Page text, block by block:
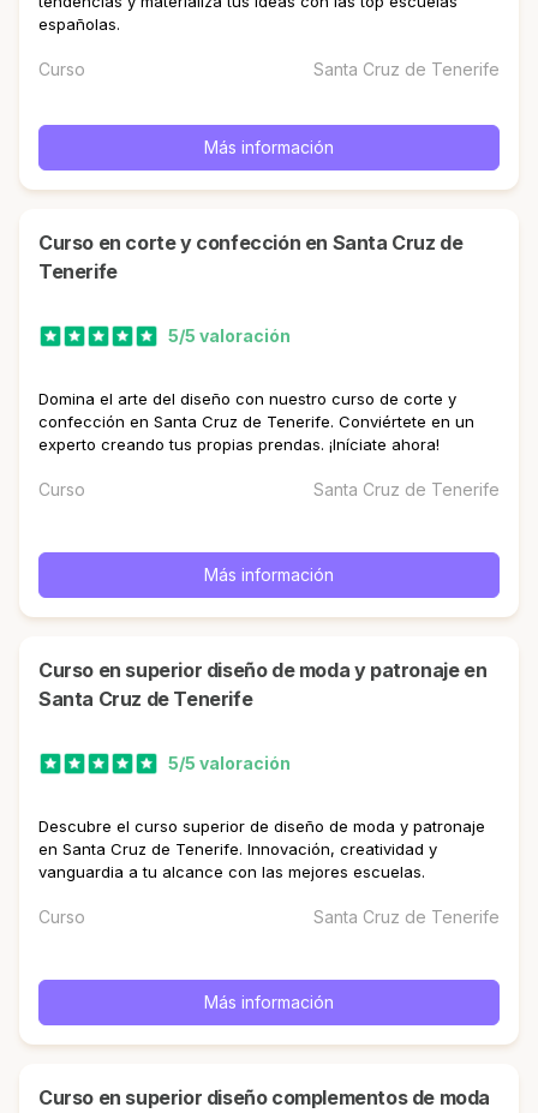
españolas.
Curso Santa Cruz de Tenerife
Más información
curso en corte y confección en Santa Cruz de
Tenerife
5/5 valoración
Domina el arte del diseño con nuestro curso de corte y
confección en Santa Cruz de Tenerife. Conviértete en un
experto creando tus propias prendas. ¡Iníciate ahora!
Curso Santa Cruz de Tenerife
Más información
curso en superior diseño de moda y patronaje en
Santa Cruz de Tenerife
5/5 valoración
Descubre el curso superior de diseño de moda y patronaje
en Santa Cruz de Tenerife. Innovación, creatividad y
vanguardia a tu alcance con las mejores escuelas.
Curso Santa Cruz de Tenerife
Más información
curso en superior diseño complementos de moda